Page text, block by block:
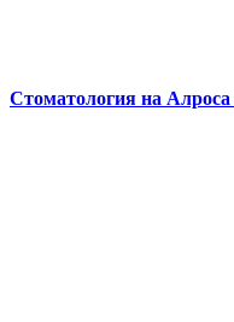
Cтоматология на Алроса